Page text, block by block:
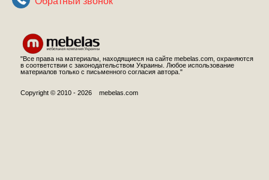
"Все права на материалы, находящиеся на сайте mebelas.com, охраняются
в соответствии с законодательством Украины. Любое использование
материалов только с письменного согласия автора."
Copyright © 2010 - 2026 mebelas.com